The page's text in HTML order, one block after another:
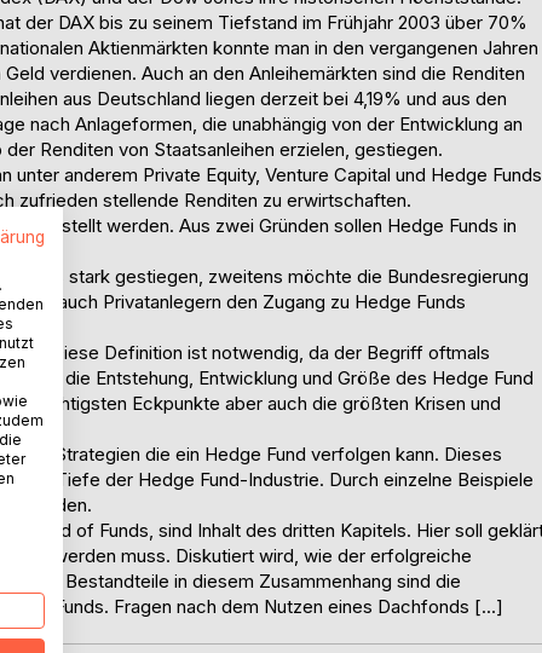
der DAX bis zu seinem Tiefstand im Frühjahr 2003 über 70%
Aktienmärkten konnte man in den vergangenen Jahren
verdienen. Auch an den Anleihemärkten sind die Renditen
aus Deutschland liegen derzeit bei 4,19% und aus den
nach Anlageformen, die unabhängig von der Entwicklung an
Renditen von Staatsanleihen erzielen, gestiegen.
unter anderem Private Equity, Venture Capital und Hedge Funds
zufrieden stellende Renditen zu erwirtschaften.
dargestellt werden. Aus zwei Gründen sollen Hedge Funds in
stark gestiegen, zweitens möchte die Bundesregierung
auch Privatanlegern den Zugang zu Hedge Funds
Diese Definition ist notwendig, da der Begriff oftmals
über die Entstehung, Entwicklung und Größe des Hedge Fund
wichtigsten Eckpunkte aber auch die größten Krisen und
Strategien die ein Hedge Fund verfolgen kann. Dieses
und Tiefe der Hedge Fund-Industrie. Durch einzelne Beispiele
werden.
Fund of Funds, sind Inhalt des dritten Kapitels. Hier soll
werden muss. Diskutiert wird, wie der erfolgreiche
Bestandteile in diesem Zusammenhang sind die
Funds. Fragen nach dem Nutzen eines Dachfonds […]